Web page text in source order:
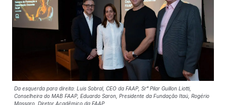
Da esquerda para direita: Luis Sobral, CEO da FAAP, Srᵃ Pilar Guillon Liotti,
Conselheira do MAB FAAP, Eduardo Saron, Presidente da Fundação Itaú, Rogério
Massaro, Diretor Acadêmico da FAAP